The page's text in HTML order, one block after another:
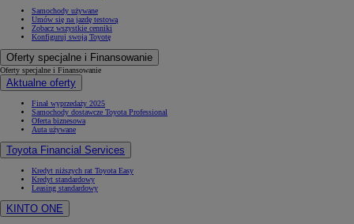
Samochody używane
Umów się na jazdę testową
Zobacz wszystkie cenniki
Konfiguruj swoją Toyotę
Oferty specjalne i Finansowanie
Oferty specjalne i Finansowanie
Aktualne oferty
Finał wyprzedaży 2025
Samochody dostawcze Toyota Professional
Oferta biznesowa
Auta używane
Toyota Financial Services
Kredyt niższych rat Toyota Easy
Kredyt standardowy
Leasing standardowy
KINTO ONE